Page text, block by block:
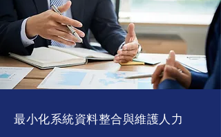
最小化系統資料整合與維護人力